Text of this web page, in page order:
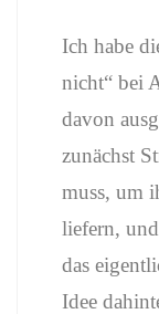
Ich habe
nicht“ bei
davon
zunächst
muss, um
liefern,
das
Idee